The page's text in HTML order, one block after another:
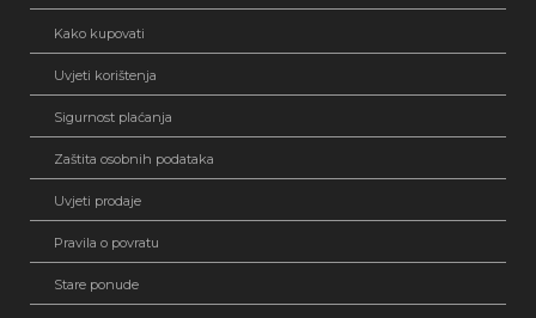
Kako kupovati
Uvjeti korištenja
Sigurnost plaćanja
Zaštita osobnih podataka
Uvjeti prodaje
Pravila o povratu
Stare ponude